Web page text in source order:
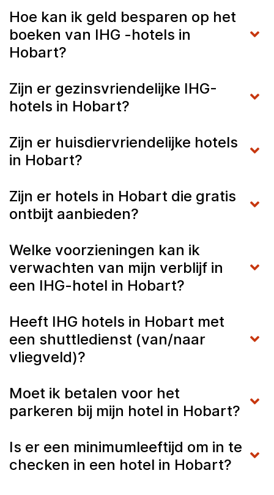
Hoe kan ik geld besparen op het
boeken van IHG -hotels in
Hobart?
Zijn er gezinsvriendelijke IHG-
hotels in Hobart?
Zijn er huisdiervriendelijke hotels
in Hobart?
Zijn er hotels in Hobart die gratis
ontbijt aanbieden?
Welke voorzieningen kan ik
verwachten van mijn verblijf in
een IHG-hotel in Hobart?
Heeft IHG hotels in Hobart met
een shuttledienst (van/naar
vliegveld)?
Moet ik betalen voor het
parkeren bij mijn hotel in Hobart?
Is er een minimumleeftijd om in te
checken in een hotel in Hobart?